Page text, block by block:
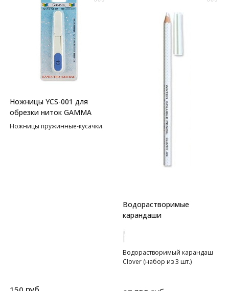
Ножницы YCS-001 для
обрезки ниток GAMMA
Ножницы пружинные-кусачки.
Водорастворимые
карандаши
Водорастворимый карандаш
Clover (набор из 3 шт.)